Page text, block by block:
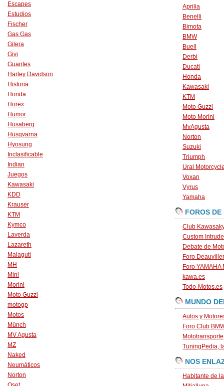
Escapes
Estudios
Fischer
Gas Gas
Gilera
Givi
Guantes
Harley Davidson
Historia
Honda
Horex
Humor
Husaberg
Husqvarna
Hyosung
Inclasificable
Indian
Juegos
Kawasaki
KDD
Krauser
KTM
Kymco
Laverda
Lazareth
Malaguti
MH
Mini
Morini
Moto Guzzi
motogp
Motos
Münch
MV Agusta
MZ
Naked
Neumáticos
Norton
Aprilia
Benelli
Bimota
BMW
Buell
Derbi
Ducati
Honda
Kawasaki
KTM
Moto Guzzi
Moto Morini
MvAgusta
Norton
Suzuki
Triumph
Ural
Voxan
Vyrus
Yamaha
FOROS DE
Club
Custom
Debate de
Foro
Foro YAMAHA
kawa.es
Todo-Motos.es
MUNDO
Autos y
Foro Club
Mototransporte
TuningPedia,
NOS
Habitante de